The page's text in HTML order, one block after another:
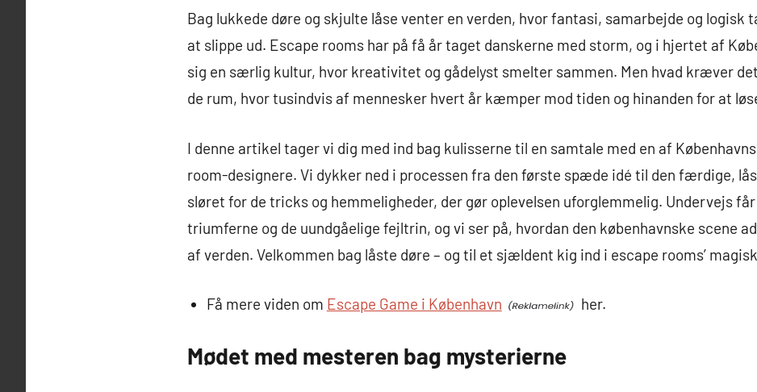
Bag lukkede døre og skjulte låse venter en verden, hvor fantasi, samarbejde og logisk
at slippe ud. Escape rooms har på få år taget danskerne med storm, og i hjertet af
sig en særlig kultur, hvor kreativitet og gådelyst smelter sammen. Men hvad kræver
de rum, hvor tusindvis af mennesker hvert år kæmper mod tiden og hinanden for at
I denne artikel tager vi dig med ind bag kulisserne til en samtale med en af
room-designere. Vi dykker ned i processen fra den første spæde idé til den færdige,
sløret for de tricks og hemmeligheder, der gør oplevelsen uforglemmelig. Undervejs
triumferne og de uundgåelige fejltrin, og vi ser på, hvordan den københavnske scene
af verden. Velkommen bag låste døre – og til et sjældent kig ind i escape rooms’
Få mere viden om Escape Game i København her.
Mødet med mesteren bag mysterierne